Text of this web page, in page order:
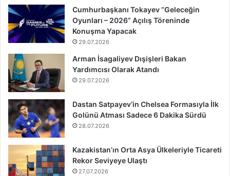
Cumhurbaşkanı Tokayev “Geleceğin
Oyunları – 2026” Açılış Töreninde
Konuşma Yapacak
29.07.2026
Arman İsagaliyev Dışişleri Bakan
Yardımcısı Olarak Atandı
29.07.2026
Dastan Satpayev’in Chelsea Formasıyla İlk
Golünü Atması Sadece 6 Dakika Sürdü
28.07.2026
Kazakistan’ın Orta Asya Ülkeleriyle Ticareti
Rekor Seviyeye Ulaştı
27.07.2026